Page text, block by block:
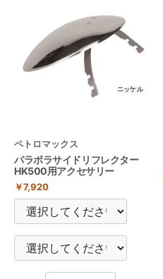
ペトロマックス
パラボラサイドリフレクター
HK500用アクセサリー
￥7,920